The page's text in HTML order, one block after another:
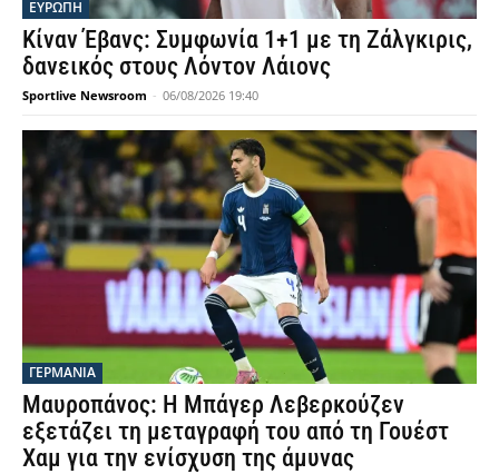
ΕΥΡΩΠΗ
Κίναν Έβανς: Συμφωνία 1+1 με τη Ζάλγκιρις,
δανεικός στους Λόντον Λάιονς
Sportlive Newsroom - 06/08/2026 19:40
ΓΕΡΜΑΝΙΑ
Μαυροπάνος: Η Μπάγερ Λεβερκούζεν
εξετάζει τη μεταγραφή του από τη Γουέστ
Χαμ για την ενίσχυση της άμυνας